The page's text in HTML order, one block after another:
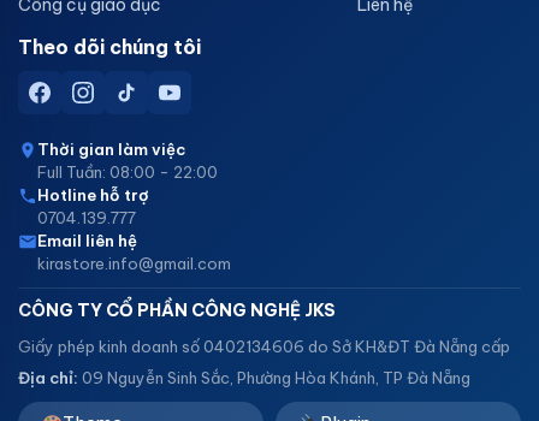
Công cụ giáo dục
Liên hệ
Theo dõi chúng tôi
Thời gian làm việc
Full Tuần: 08:00 - 22:00
Hotline hỗ trợ
0704.139.777
Email liên hệ
kirastore.info@gmail.com
CÔNG TY CỔ PHẦN CÔNG NGHỆ JKS
Giấy phép kinh doanh số 0402134606 do Sở KH&ĐT Đà Nẵng cấp
Địa chỉ: 09 Nguyễn Sinh Sắc, Phường Hòa Khánh, TP Đà Nẵng